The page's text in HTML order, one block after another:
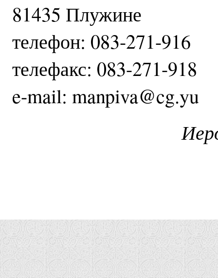
81435 Плужине
телефон: 083-271-916
телефакс: 083-271-918
e-mail: manpiva@cg.yu